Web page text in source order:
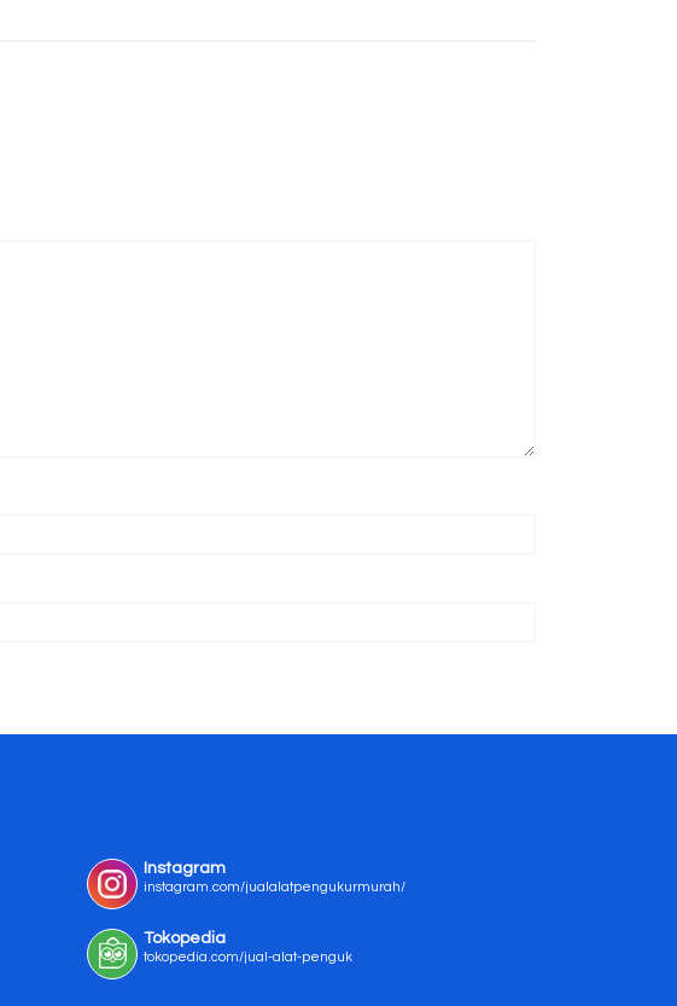
Instagram
instagram.com/jualalatpengukurmurah/
Tokopedia
tokopedia.com/jual-alat-penguk